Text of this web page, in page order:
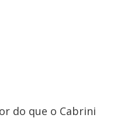
do que o Cabrini